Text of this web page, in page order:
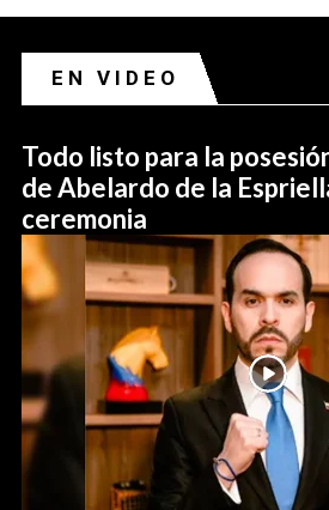
EN VIDEO
Todo listo para la
de Abelardo de la
ceremonia